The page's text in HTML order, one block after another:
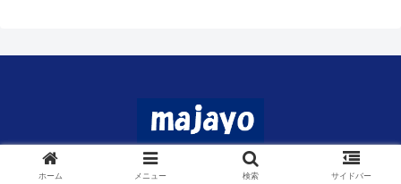
© 2024 マジャヨ.
ホーム メニュー 検索 サイドバー